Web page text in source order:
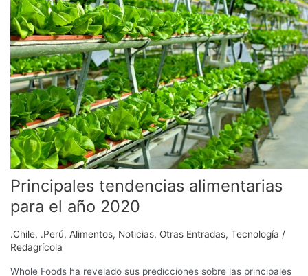
Principales tendencias alimentarias
para el año 2020
.Chile, .Perú, Alimentos, Noticias, Otras Entradas, Tecnología /
Redagrícola
Whole Foods ha revelado sus predicciones sobre las principales
el
año
2020